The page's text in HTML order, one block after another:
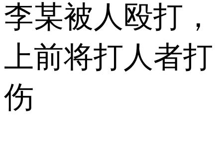
李某被人殴打，
上前将打人者打
伤